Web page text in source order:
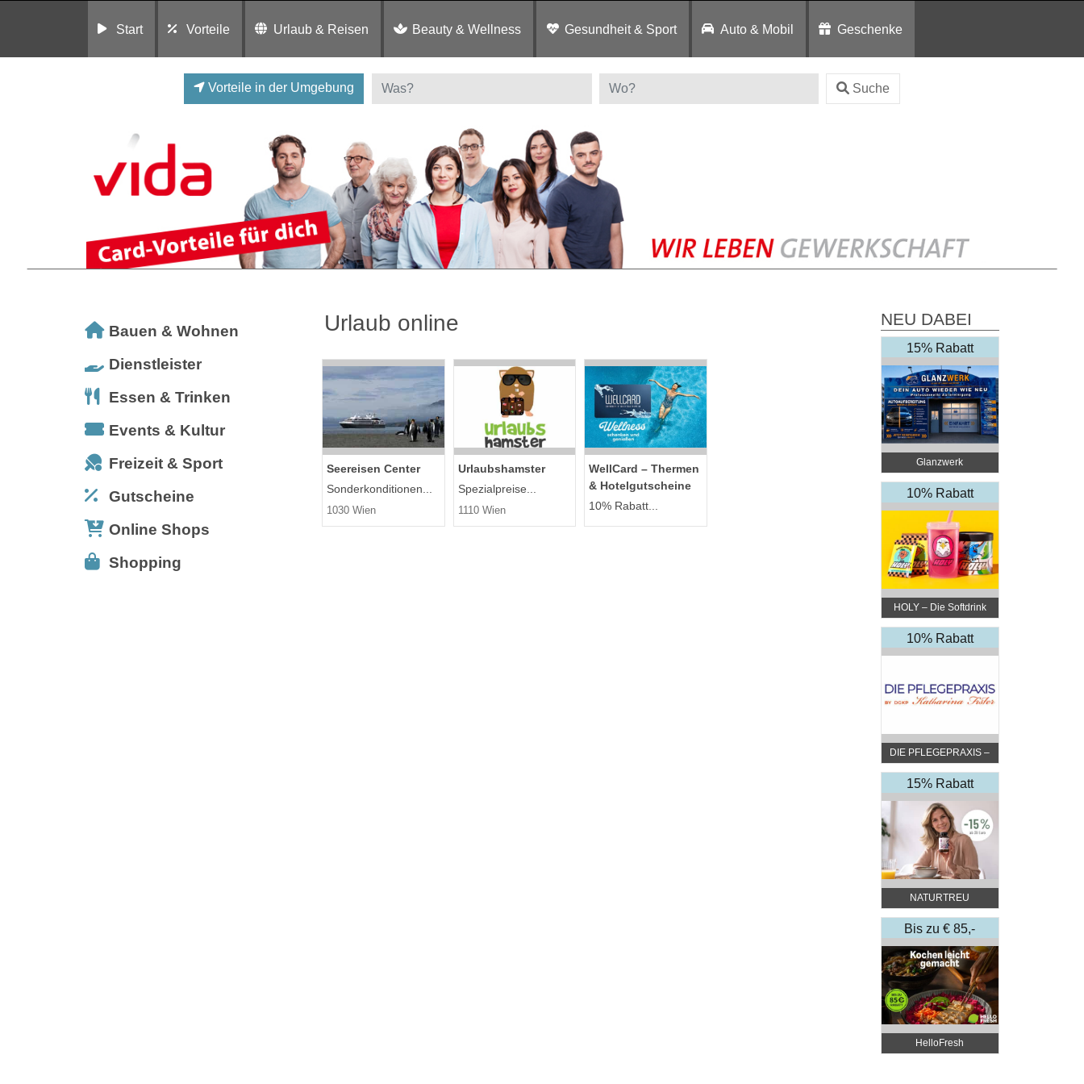
Start Vorteile Urlaub & Reisen Beauty & Wellness Gesundheit & Sport Auto & Mobil Geschenke
Vorteile in der Umgebung Suche
Bauen & Wohnen
Dienstleister
Essen & Trinken
Events & Kultur
Freizeit & Sport
Gutscheine
Online Shops
Shopping
Urlaub online
Seereisen Center
Sonderkonditionen...
1030 Wien
Urlaubshamster
Spezialpreise...
1110 Wien
WellCard – Thermen
& Hotelgutscheine
10% Rabatt...
NEU DABEI
15% Rabatt
Glanzwerk
Autoreinigung
10% Rabatt
HOLY – Die Softdrink
Revolution
10% Rabatt
DIE PFLEGEPRAXIS –
by DGKP Katharina
Fister
15% Rabatt
NATURTREU
Bis zu € 85,-
Rabatt
HelloFresh